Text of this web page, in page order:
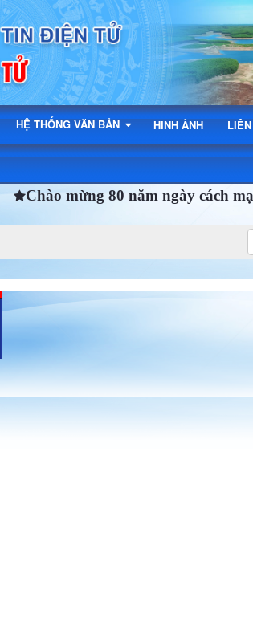
HỆ THỐNG VĂN BẢN HÌNH ẢNH
Chào mừng 80 năm ngày cách